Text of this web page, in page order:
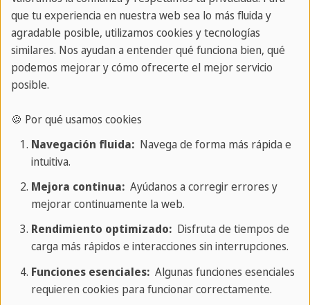
extranjeros
En las guarderías alemanas hay una significativa
escasez de personal cualificado, lo que hace que la
vez más importante. Las agencias de contratación
desempeñan un papel decisivo en el
reconocimiento de las cualificaciones
internacionales y contribuyen a remediar la
escasez de trabajadores cualificados.
Nuestro apoyo como agencia de
reclutamiento
que tu experiencia en nuestra web sea lo más fluida y
agradable posible, utilizamos cookies y tecnologías
similares. Nos ayudan a entender qué funciona bien, qué
podemos mejorar y cómo ofrecerte el mejor servicio
posible.
🍪 Por qué usamos cookies
Navegación fluida:Navega de forma más rápida e
intuitiva.
Mejora continua:Ayúdanos a corregir errores y
mejorar continuamente la web.
Rendimiento optimizado:Disfruta de tiempos de
carga más rápidos e interacciones sin interrupciones.
Funciones esenciales:Algunas funciones esenciales
requieren cookies para funcionar correctamente.